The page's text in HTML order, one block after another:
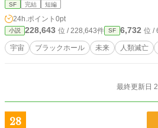
を語る“光”すら存在しない。 「光は死に、闇だけが未来を語
る。」 ⸻ 第三章『静寂の銀河』 銀河同士の重力はほど
け、すべてが孤独に。 万物の
代、情報だけが拠り所だった。 「引き寄せるのではな
ら”が最後に残した図書館
残らないはずだった。 だが“
SF 完結 短編
24h.ポイント 0pt
小説 228,643 位 / 228,643件 SF 6,732 位 /
宇宙 ブラックホール 未来 人類滅亡
最終更新日
28